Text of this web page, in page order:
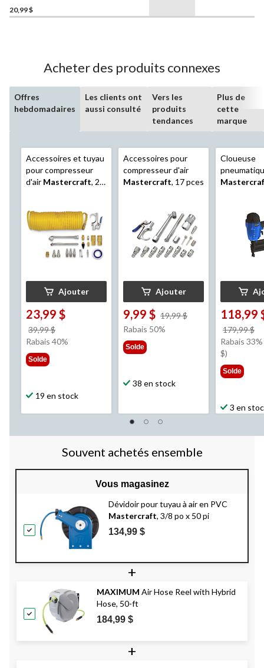
20,99 $
Acheter des produits connexes
Offres
hebdomadaires
Les clients ont
aussi consulté
Vers les
produits
tendances
Plus de
cette
marque
Accessoires et tuyau
pour compresseur
d'air Mastercraft, 20
Ajouter
23,99 $
39,99 $
était
Rabais 40%
Solde
19 en stock
Accessoires pour
compresseur d'air
Mastercraft, 17 pces
Ajouter
9,99 $ 19,99 $
Rabais 50%
Solde
38 en stock
Cloueuse
118,99
179,99 $
Rabais
$)
Solde
3 en
Souvent achetés ensemble
Vous magasinez
Dévidoir pour tuyau à air en PVC
Mastercraft, 3/8 po x 50 pi
134,99 $
+
MAXIMUM Air Hose Reel with Hybrid
Hose, 50-ft
184,99 $
+